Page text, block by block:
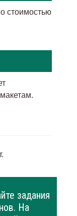
стоимостью
.
задания
На